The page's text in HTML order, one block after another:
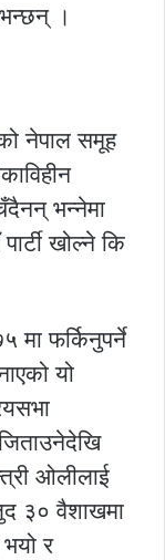
।
नेपाल समूह
भन्नेमा
खोल्ने कि
फर्किनुपर्ने
यो
ओलीलाई
३० वैशाखमा
र